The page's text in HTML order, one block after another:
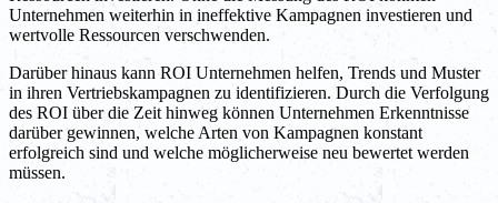
Unternehmen weiterhin in ineffektive Kampagnen investieren und
wertvolle Ressourcen verschwenden.
Darüber hinaus kann ROI Unternehmen helfen, Trends und Muster
in ihren Vertriebskampagnen zu identifizieren. Durch die Verfolgung
des ROI über die Zeit hinweg können Unternehmen Erkenntnisse
darüber gewinnen, welche Arten von Kampagnen konstant
erfolgreich sind und welche möglicherweise neu bewertet werden
müssen.